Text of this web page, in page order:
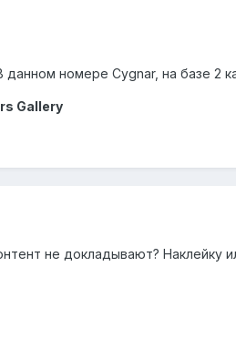
номере Cygnar, на базе 2
Gallery
не докладывают? Наклейку